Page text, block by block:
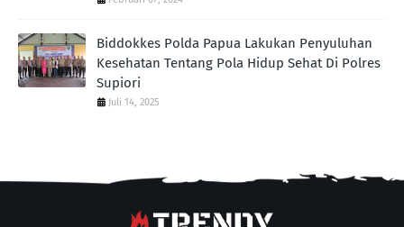
Biddokkes Polda Papua Lakukan Penyuluhan
Kesehatan Tentang Pola Hidup Sehat Di Polres
Supiori
Juli 14, 2025